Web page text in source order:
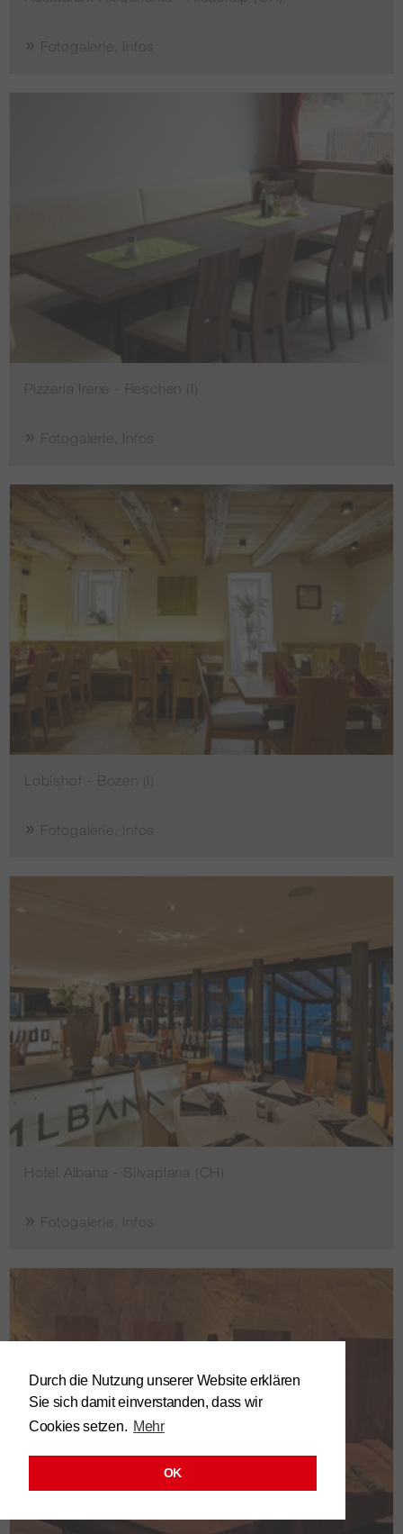
Durch die Nutzung unserer Website erklären
Sie sich damit einverstanden, dass wir
Cookies setzen. Mehr
OK
Fotogalerie, Infos
Pizzeria Irene - Reschen (I)
Fotogalerie, Infos
Lobishof - Bozen (I)
Fotogalerie, Infos
Hotel Albana - Silvaplana (CH)
Fotogalerie, Infos